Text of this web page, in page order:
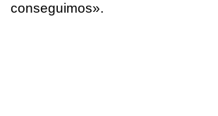
conseguimos».